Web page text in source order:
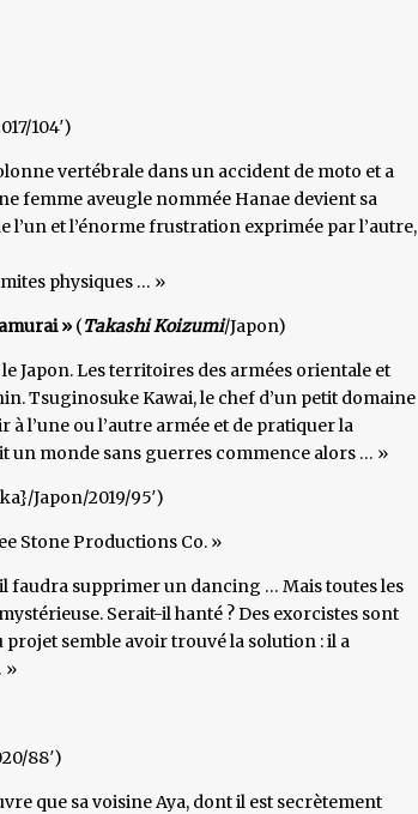
104′)
vertébrale dans un accident de moto et a
femme aveugle nommée Hanae devient sa
et l’énorme frustration exprimée par l’autre,
physiques … »
» (Takashi Koizumi/Japon)
Japon. Les territoires des armées orientale et
Tsuginosuke Kawai, le chef d’un petit domaine
à l’une ou l’autre armée et de pratiquer la
un monde sans guerres commence alors … »
Japon/2019/95′)
Stone Productions Co. »
faudra supprimer un dancing … Mais toutes les
Serait-il hanté ? Des exorcistes sont
projet semble avoir trouvé la solution : il a
»
88′)
que sa voisine Aya, dont il est secrètement